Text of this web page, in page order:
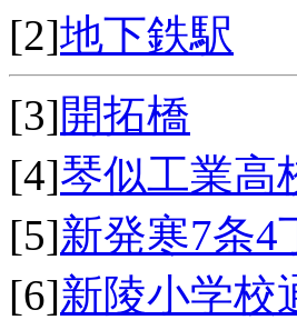
[2]地下鉄駅
[3]開拓橋
[4]琴似工業高
[5]新発寒7条4
[6]新陵小学校